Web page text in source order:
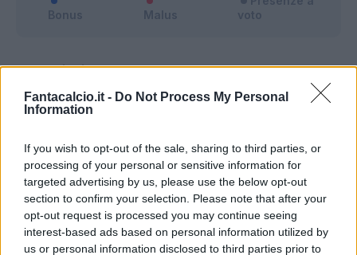
Fantacalcio.it - Do Not Process My Personal
Information
If you wish to opt-out of the sale, sharing to third parties, or
processing of your personal or sensitive information for
targeted advertising by us, please use the below opt-out
section to confirm your selection. Please note that after your
opt-out request is processed you may continue seeing
interest-based ads based on personal information utilized by
us or personal information disclosed to third parties prior to
Bonus Malus
voto
Quotazioni